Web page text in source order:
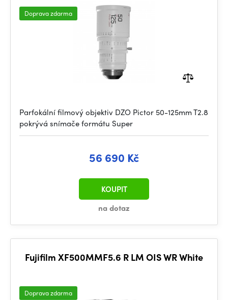
Doprava zdarma
Parfokální filmový objektiv DZO Pictor 50-125mm T2.8
pokrývá snímače formátu Super
56 690 Kč
na dotaz
KOUPIT
Fujifilm XF500MMF5.6 R LM OIS WR White
Doprava zdarma